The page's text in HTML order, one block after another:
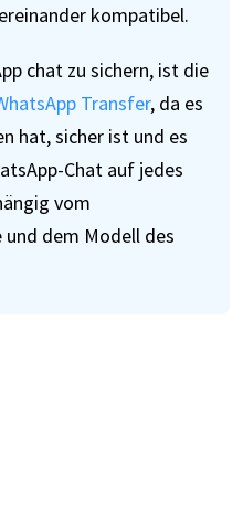
kompatibel.
chat zu sichern, ist die
Transfer, da es
hat, sicher ist und es
Chat auf jedes
vom
dem Modell des